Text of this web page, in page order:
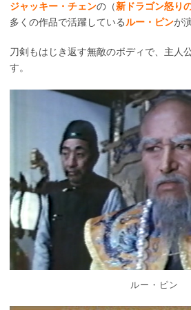
ジャッキー・チェンの（新ドラゴン怒り
多くの作品で活躍しているルー・ピンが
刀剣もはじき返す無敵のボディで、主人
す。
ルー・ピン